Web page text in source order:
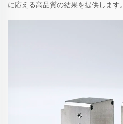
に応える高品質の結果を提供します。